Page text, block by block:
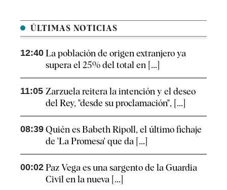
ÚLTIMAS NOTICIAS
12:40 La población de origen extranjero ya
supera el 25% del total en [...]
11:05 Zarzuela reitera la intención y el deseo
del Rey, "desde su proclamación", [...]
08:39 Quién es Babeth Ripoll, el último fichaje
de 'La Promesa' que da [...]
00:02 Paz Vega es una sargento de la Guardia
Civil en la nueva [...]